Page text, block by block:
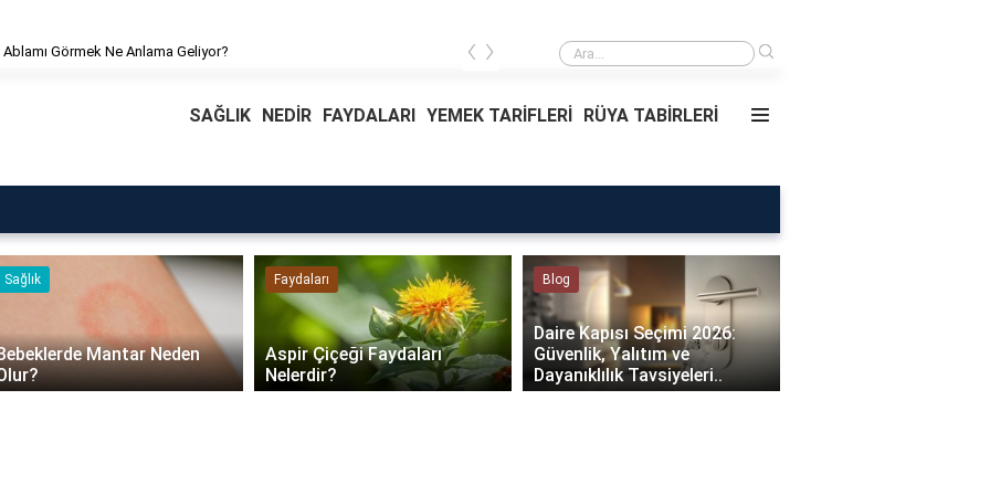
Görmek Ne Anlama Geliyor? Rüyada Ablamı Görmek Ne Anlama Geliyor?
‹ ›
SAĞLIK NEDİR FAYDALARI YEMEK TARİFLERİ RÜYA TABİRLERİ
Faydaları
Çiçeği Faydaları
Blog
Daire Kapısı Seçimi 2026:
Güvenlik, Yalıtım ve
Dayanıklılık Tavsiyeleri..
Rüya Tabirleri
Rüyada Ablamı Görmek Ne
Anlama Geliyor?